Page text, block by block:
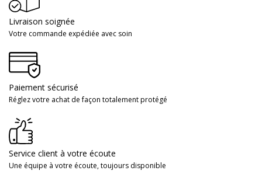
Livraison soignée
Votre commande expédiée avec soin
Paiement sécurisé
Réglez votre achat de façon totalement protégé
Service client à votre écoute
Une équipe à votre écoute, toujours disponible